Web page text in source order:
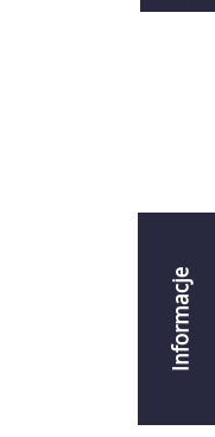
Informacje